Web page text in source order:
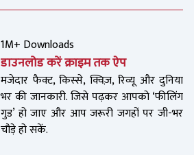
1M+ Downloads
डाउनलोड करें क्राइम तक ऐप
मजेदार फैक्ट, किस्से, क्विज़, रिव्यू और दुनिया
भर की जानकारी. जिसे पढ़कर आपको ‘फीलिंग
गुड’ हो जाए और आप जरूरी जगहों पर जी-भर
चौड़े हो सकें.